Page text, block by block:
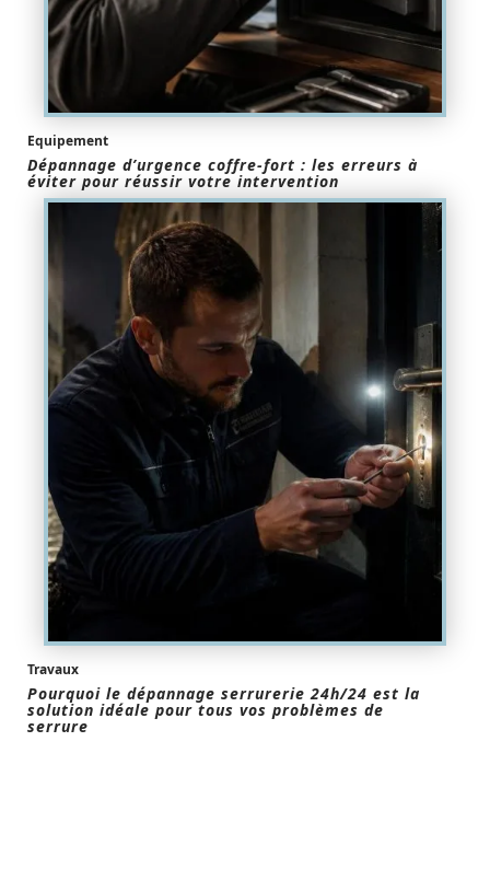
Equipement
Dépannage d’urgence coffre-fort : les erreurs à
éviter pour réussir votre intervention
Travaux
Pourquoi le dépannage serrurerie 24h/24 est la
solution idéale pour tous vos problèmes de
serrure